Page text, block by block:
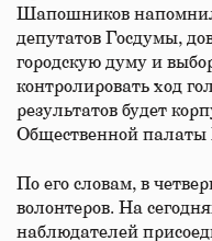
Шапошников
депутатов Госдумы,
городскую думу и
контролировать ход
результатов будет
Общественной палаты
По его словам, в
волонтеров. На
наблюдателей